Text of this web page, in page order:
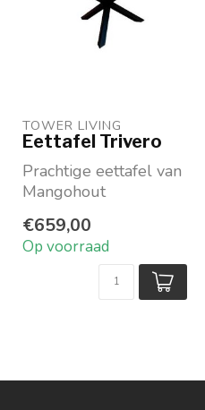
TOWER LIVING
Eettafel Trivero
Prachtige eettafel van
Mangohout
Met ingelegde
Hongaarse ...
€659,00
Op voorraad